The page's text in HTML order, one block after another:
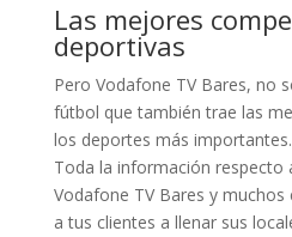
Las mejores
deportivas
Pero Vodafone TV Bares, no
fútbol que también trae las
los deportes más importantes.
Toda la información respecto
Vodafone TV Bares y
a tus clientes a llenar sus